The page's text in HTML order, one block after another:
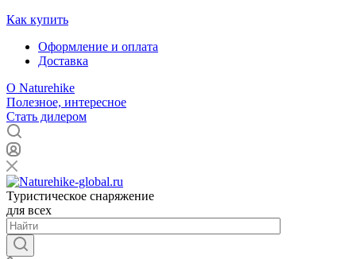
Как купить
Оформление и оплата
Доставка
О Naturehike
Полезное, интересное
Стать дилером
Туристическое снаряжение
для всех